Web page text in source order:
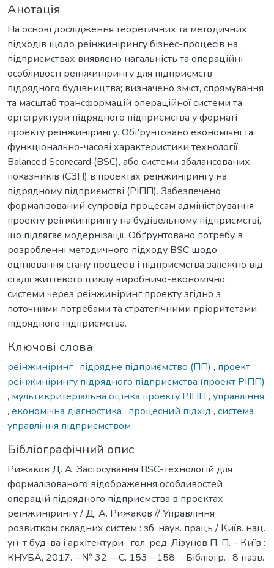
Анотація
На основі дослідження теоретичних та методичних
підходів щодо реінжинірингу бізнес-процесів на
підприємствах виявлено нагальність та операційні
особливості реінжинірингу для підприємств
підрядного будівництва; визначено зміст, спрямування
та масштаб трансформацій операційної системи та
оргструктури підрядного підприємства у форматі
проекту реінжинірингу. Обґрунтовано економічні та
функціонально-часові характеристики технології
Ваlanced Scorecard (BSC), або системи збалансованих
показників (СЗП) в проектах реінжинірингу на
підрядному підприємстві (РІПП). Забезпечено
формалізований супровід процесам адміністрування
проекту реінжинірингу на будівельному підприємстві,
що підлягає модернізації. Обґрунтовано потребу в
розробленні методичного підходу BSC щодо
оцінювання стану процесів і підприємства залежно від
стадії життєвого циклу виробничо-економічної
системи через реінжиніринг проекту згідно з
поточними потребами та стратегічними пріоритетами
підрядного підприємства.
Ключові слова
реінжиніринг, підрядне підприємство (ПП) , проект
реінжинірингу підрядного підприємства (проект РІПП)
, мультикритеріальна оцінка проекту РІПП , управління
, економічна діагностика , процесний підхід , система
управління підприємством
Бібліографічний опис
Рижаков Д. А. Застосування ВSС-технологій для
формалізованого відображення особливостей
операцій підрядного підприємства в проектах
реінжинірингу / Д. А. Рижаков // Управління
розвитком складних систем : зб. наук. праць / Київ. нац.
ун-т буд-ва і архітектури ; гол. ред. Лізунов П. П. – Київ :
КНУБА, 2017. – № 32. – С. 153 - 158. - Бібліогр. : 8 назв.